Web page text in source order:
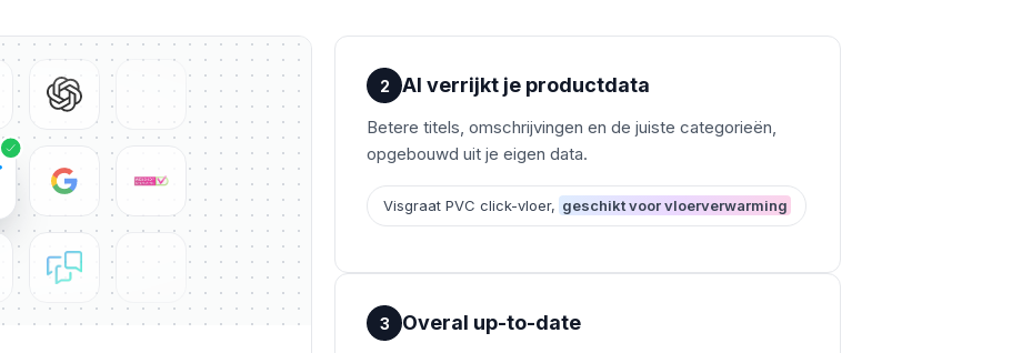
2 AI verrijkt je productdata
Betere titels, omschrijvingen en de juiste categorieën,
opgebouwd uit je eigen data.
Visgraat PVC click-vloer, geschikt voor vloerverwarming
3 Overal up-to-date